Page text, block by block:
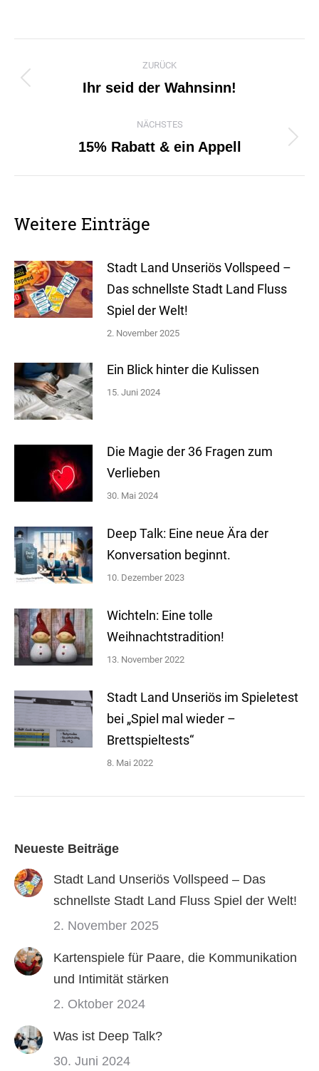
Kommentarnavigation
ZURÜCK
Vorheriger
Ihr seid der Wahnsinn!
NÄCHSTES
Nächster
15% Rabatt & ein Appell
Weitere Einträge
Stadt Land Unseriös Vollspeed –
Das schnellste Stadt Land Fluss
Spiel der Welt!
2. November 2025
Ein Blick hinter die Kulissen
15. Juni 2024
Die Magie der 36 Fragen zum
Verlieben
30. Mai 2024
Deep Talk: Eine neue Ära der
Konversation beginnt.
10. Dezember 2023
Wichteln: Eine tolle
Weihnachtstradition!
13. November 2022
Stadt Land Unseriös im Spieletest
bei „Spiel mal wieder –
Brettspieltests“
8. Mai 2022
Neueste Beiträge
Stadt Land Unseriös Vollspeed – Das
schnellste Stadt Land Fluss Spiel der Welt!
2. November 2025
Kartenspiele für Paare, die Kommunikation
und Intimität stärken
2. Oktober 2024
Was ist Deep Talk?
30. Juni 2024